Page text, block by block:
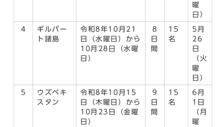
曜
日）
4
ギルバー
ト諸島
令和8年10月21
日（水曜日）から
10月28日（水曜
日）
8
日
間
15
名
5月
26
日
（火
曜
日）
5
ウズベキ
スタン
令和8年10月15
日（木曜日）から
10月23日（金曜
日）
9
日
間
15
名
6月
1日
（月
曜